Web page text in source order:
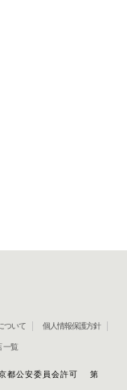
ついて 個人情報保護方針
一覧
都公安委員会許可 第